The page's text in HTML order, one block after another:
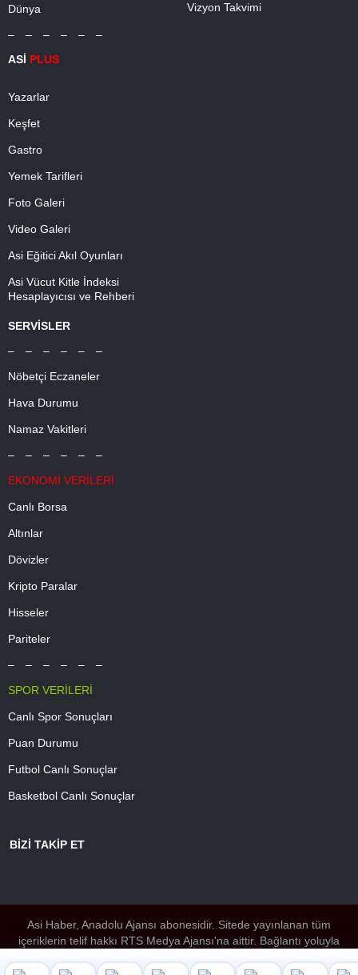
Dünya
– – – – – –
ASİ PLUS
Yazarlar
Keşfet
Gastro
Yemek Tarifleri
Foto Galeri
Video Galeri
Asi Eğitici Akıl Oyunları
Asi Vücut Kitle İndeksi
Hesaplayıcısı ve Rehberi
Vizyon Takvimi
SERVİSLER
– – – – – –
Nöbetçi Eczaneler
Hava Durumu
Namaz Vakitleri
– – – – – –
EKONOMİ VERİLERİ
Canlı Borsa
Altınlar
Dövizler
Kripto Paralar
Hisseler
Pariteler
– – – – – –
SPOR VERİLERİ
Canlı Spor Sonuçları
Puan Durumu
Futbol Canlı Sonuçlar
Basketbol Canlı Sonuçlar
BİZİ TAKİP ET
Asi Haber, Anadolu Ajansı abonesidir. Sitede yayınlanan tüm
içeriklerin telif hakkı RTS Medya Ajansı'na aittir. Bağlantı yoluyla
Web sitemizi kullanarak, çerezleri kabul etmiş olursunuz. Çerezler, site